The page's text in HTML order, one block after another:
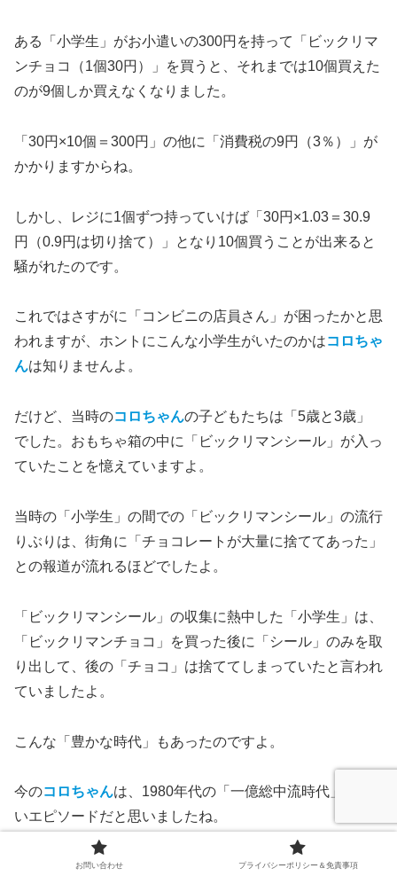
ある「小学生」がお小遣いの300円を持って「ビックリマ
ンチョコ（1個30円）」を買うと、それまでは10個買えた
のが9個しか買えなくなりました。
「30円×10個＝300円」の他に「消費税の9円（3％）」が
かかりますからね。
しかし、レジに1個ずつ持っていけば「30円×1.03＝30.9
円（0.9円は切り捨て）」となり10個買うことが出来ると
騒がれたのです。
これではさすがに「コンビニの店員さん」が困ったかと思
われますが、ホントにこんな小学生がいたのかはコロちゃ
んは知りませんよ。
だけど、当時のコロちゃんの子どもたちは「5歳と3歳」
でした。おもちゃ箱の中に「ビックリマンシール」が入っ
ていたことを憶えていますよ。
当時の「小学生」の間での「ビックリマンシール」の流行
りぶりは、街角に「チョコレートが大量に捨ててあった」
との報道が流れるほどでしたよ。
「ビックリマンシール」の収集に熱中した「小学生」は、
「ビックリマンチョコ」を買った後に「シール」のみを取
り出して、後の「チョコ」は捨ててしまっていたと言われ
ていましたよ。
こんな「豊かな時代」もあったのですよ。
今のコロちゃんは、1980年代の「一億総中流時代」らし
いエピソードだと思いましたね。
今日の最後の「コロちゃん 話」は、「消費税とビックリマ
お問い合わせ プライバシーポリシー＆免責事項